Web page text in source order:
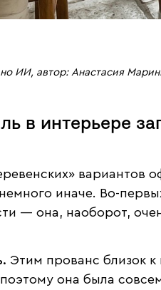
ИИ, автор: Анастасия
в интерьере
вариантов
иначе. Во-
— она, наоборот,
Этим прованс близок
она была